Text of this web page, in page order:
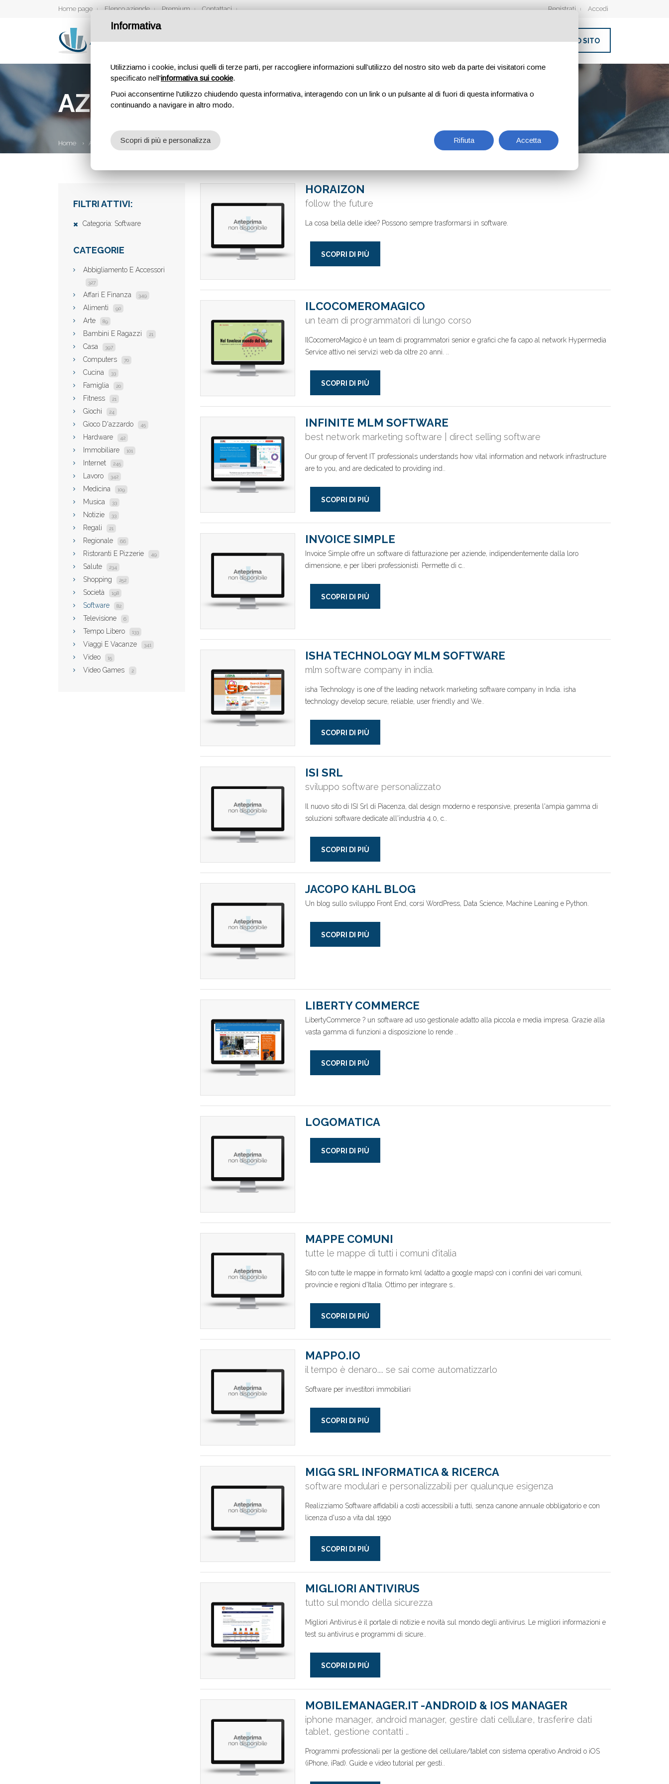
Home page Elenco aziende Premium Contattaci Registrati Accedi
INSERISCI IL TUO SITO
AZIENDE
Home Aziende
FILTRI ATTIVI:
Categoria: Software
CATEGORIE
Abbigliamento E Accessori
327
Affari E Finanza 349
Alimenti 90
Arte 89
Bambini E Ragazzi 21
Casa 397
Computers 70
Cucina 33
Famiglia 20
Fitness 21
Giochi 24
Gioco D'azzardo 45
Hardware 42
Immobiliare 101
Internet 245
Lavoro 342
Medicina 109
Musica 33
Notizie 33
Regali 21
Regionale 66
Ristoranti E Pizzerie 49
Salute 234
Shopping 252
Società 198
Software 82
Televisione 6
Tempo Libero 133
Viaggi E Vacanze 341
Video 15
Video Games 2
HORAIZON
follow the future
La cosa bella delle idee? Possono sempre trasformarsi in software.
SCOPRI DI PIÙ
ILCOCOMEROMAGICO
un team di programmatori di lungo corso
IlCocomeroMagico è un team di programmatori senior e grafici che fa capo al network Hypermedia
Service attivo nei servizi web da oltre 20 anni. ..
SCOPRI DI PIÙ
INFINITE MLM SOFTWARE
best network marketing software | direct selling software
Our group of fervent IT professionals understands how vital information and network infrastructure
are to you, and are dedicated to providing ind..
SCOPRI DI PIÙ
INVOICE SIMPLE
Invoice Simple offre un software di fatturazione per aziende, indipendentemente dalla loro
dimensione, e per liberi professionisti. Permette di c..
SCOPRI DI PIÙ
ISHA TECHNOLOGY MLM SOFTWARE
mlm software company in india.
isha Technology is one of the leading network marketing software company in India. isha
technology develop secure, reliable, user friendly and We..
SCOPRI DI PIÙ
ISI SRL
sviluppo software personalizzato
Il nuovo sito di ISI Srl di Piacenza, dal design moderno e responsive, presenta l'ampia gamma di
soluzioni software dedicate all'industria 4.0, c..
SCOPRI DI PIÙ
JACOPO KAHL BLOG
Un blog sullo sviluppo Front End, corsi WordPress, Data Science, Machine Leaning e Python.
SCOPRI DI PIÙ
LIBERTY COMMERCE
LibertyCommerce ? un software ad uso gestionale adatto alla piccola e media impresa. Grazie alla
vasta gamma di funzioni a disposizione lo rende ..
SCOPRI DI PIÙ
LOGOMATICA
SCOPRI DI PIÙ
MAPPE COMUNI
tutte le mappe di tutti i comuni d'italia
Sito con tutte le mappe in formato kml (adatto a google maps) con i confini dei vari comuni,
provincie e regioni d'Italia. Ottimo per integrare s..
SCOPRI DI PIÙ
MAPPO.IO
il tempo è denaro.... se sai come automatizzarlo
Software per investitori immobiliari
SCOPRI DI PIÙ
MIGG SRL INFORMATICA & RICERCA
software modulari e personalizzabili per qualunque esigenza
Realizziamo Software affidabili a costi accessibili a tutti, senza canone annuale obbligatorio e con
licenza d'uso a vita dal 1990
SCOPRI DI PIÙ
MIGLIORI ANTIVIRUS
tutto sul mondo della sicurezza
Migliori Antivirus è il portale di notizie e novità sul mondo degli antivirus. Le migliori informazioni e
test su antivirus e programmi di sicure..
SCOPRI DI PIÙ
MOBILEMANAGER.IT -ANDROID & IOS MANAGER
iphone manager, android manager, gestire dati cellulare, trasferire dati
tablet, gestione contatti ..
Programmi professionali per la gestione del cellulare/tablet con sistema operativo Android o iOS
(iPhone, iPad). Guide e video tutorial per gesti..
Informativa
Utilizziamo i cookie, inclusi quelli di terze parti, per raccogliere informazioni sull’utilizzo del nostro sito web da parte dei visitatori come
specificato nell'informativa sui cookie.
Puoi acconsentirne l'utilizzo chiudendo questa informativa, interagendo con un link o un pulsante al di fuori di questa informativa o
continuando a navigare in altro modo.
Rifiuta Accetta
Scopri di più e personalizza